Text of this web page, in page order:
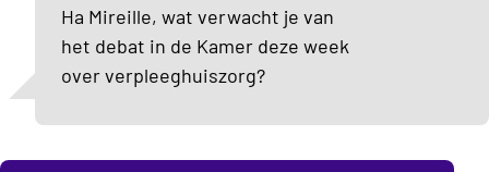
Ha Mireille, wat verwacht je van
het debat in de Kamer deze week
over verpleeghuiszorg?